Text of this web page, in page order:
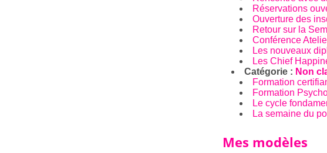
Réservations
Ouverture des
Retour sur la
Conférence
Les nouveaux
Les Chief
Catégorie : Non
Formation
Formation
Le cycle
La semaine du
Mes modèles